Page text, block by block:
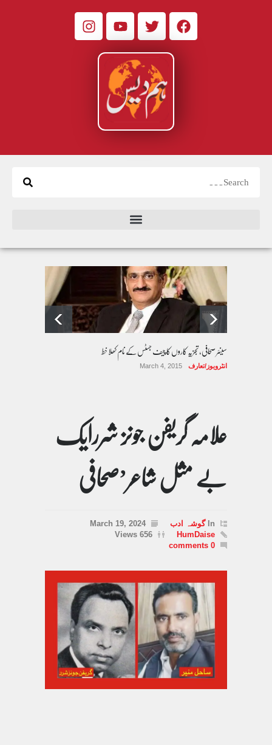
سینئر صحافی، تجزیہ کاروں کا چیف جسٹس کے نام کھلا خط
انٹرویوز/تعارف March 4, 2015
علامہ گریفن جونز شررایک
بے مثل شاعر’صحافی
In گوشہ ادب
March 19, 2024
HumDaise
656 Views
0 comments